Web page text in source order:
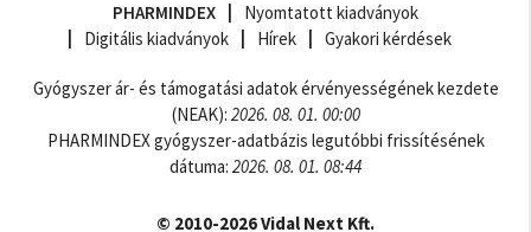
PHARMINDEX
Nyomtatott kiadványok
Digitális kiadványok
Hírek Gyakori kérdések
Gyógyszer ár- és támogatási adatok érvényességének kezdete
(NEAK): 2026. 08. 01. 00:00
PHARMINDEX gyógyszer-adatbázis legutóbbi frissítésének
dátuma: 2026. 08. 01. 08:44
© 2010-2026 Vidal Next Kft.